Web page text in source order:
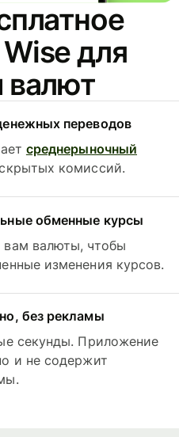
для
валют
переводов
среднерыночный
комиссий.
обменные курсы
валюты, чтобы
изменения курсов.
без рекламы
секунды. Приложение
и не содержит